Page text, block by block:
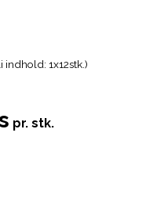
indhold: 1x12stk.)
pr. stk.